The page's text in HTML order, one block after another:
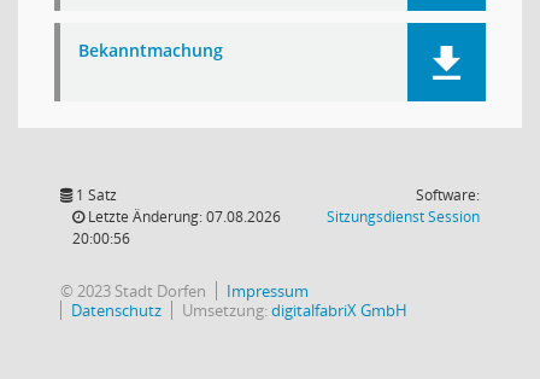
Bekanntmachung
1 Satz
Letzte Änderung: 07.08.2026
20:00:56
Software:
SitzungsdienstSession(Wird in
© 2023 Stadt Dorfen
Impressum
Datenschutz
Umsetzung:digitalfabriX GmbH